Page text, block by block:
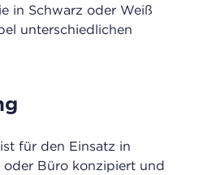
in Schwarz oder Weiß
unterschiedlichen
für den Einsatz in
oder Büro konzipiert und